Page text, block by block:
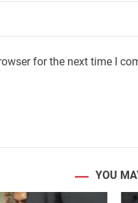
for the next time I
YOU